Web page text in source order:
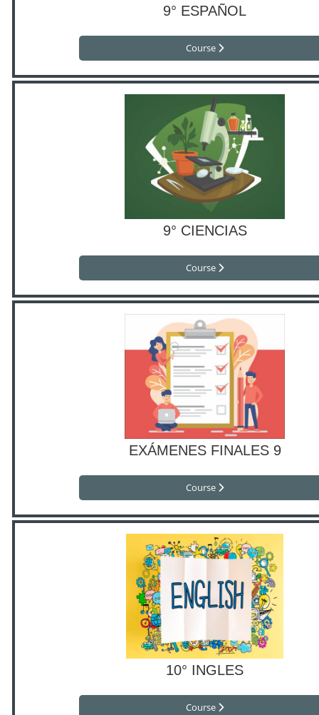
9° ESPAÑOL
Course
9° CIENCIAS
Course
EXÁMENES FINALES 9
Course
10° INGLES
Course